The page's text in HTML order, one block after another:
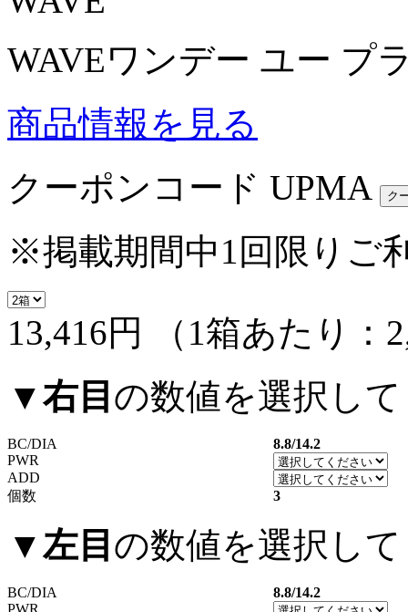
WAVEワンデー ユー プ
商品情報を見る
クーポンコード UPMA
※掲載期間中1回限りご
13,416円 （1箱あたり：
▼右目 の数値を選択し
BC/DIA
8.8/14.2
PWR
ADD
個数
3
▼左目 の数値を選択し
BC/DIA
8.8/14.2